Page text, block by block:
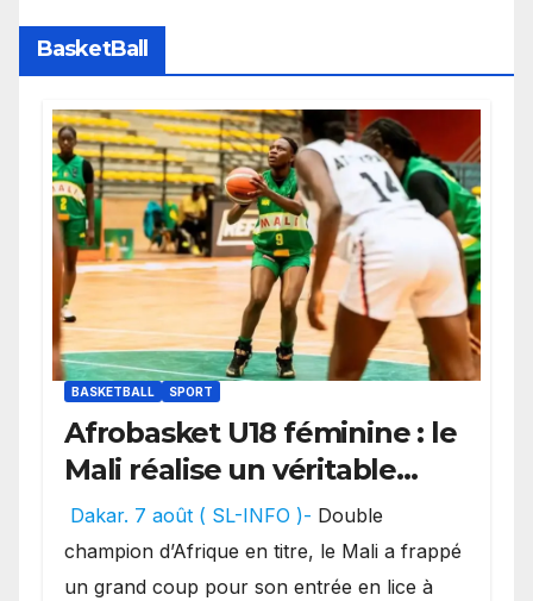
BasketBall
BASKETBALL SPORT
Afrobasket U18 féminine : le
Mali réalise un véritable
festival offensif et inflige
une lourde défaite au
Bénin.
Dakar. 7 août ( SL-INFO )- Double
champion d’Afrique en titre, le Mali a frappé
un grand coup pour son entrée en lice à